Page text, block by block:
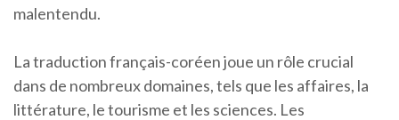
malentendu.
La traduction français-coréen joue un rôle crucial
dans de nombreux domaines, tels que les affaires, la
littérature, le tourisme et les sciences. Les